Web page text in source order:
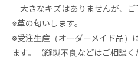
大きなキズはありませんが、ご
※革の匂いします。
※受注生産（オーダーメイド品）
ます。（縫製不良などはご相談く